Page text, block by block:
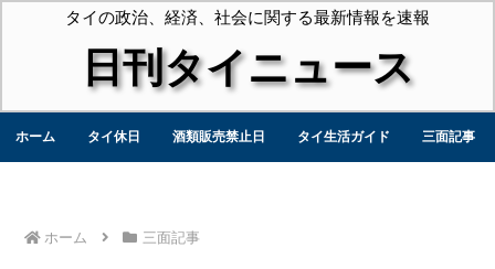
タイの政治、経済、社会に関する最新情報を速報
日刊タイニュース
ホーム タイ休日 酒類販売禁止日 タイ生活ガイド 三面記事
ホーム 三面記事